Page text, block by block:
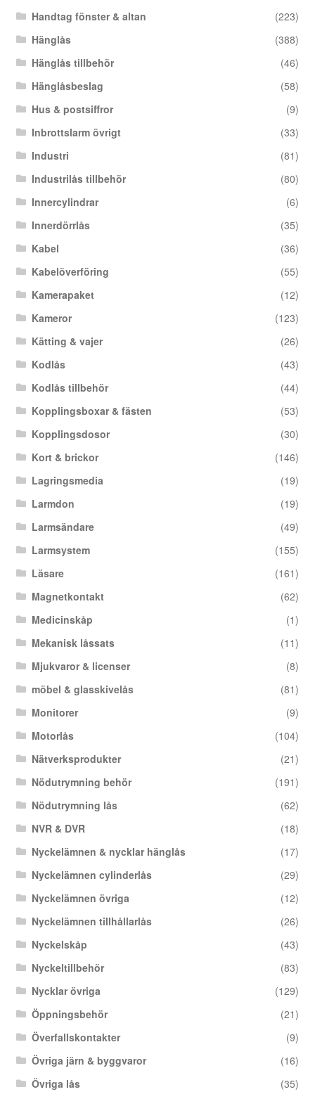
Handtag fönster & altan
(223)
Hänglås
(388)
Hänglås tillbehör
(46)
Hänglåsbeslag
(58)
Hus & postsiffror
(9)
Inbrottslarm övrigt
(33)
Industri
(81)
Industrilås tillbehör
(80)
Innercylindrar
(6)
Innerdörrlås
(35)
Kabel
(36)
Kabelöverföring
(55)
Kamerapaket
(12)
Kameror
(123)
Kätting & vajer
(26)
Kodlås
(43)
Kodlås tillbehör
(44)
Kopplingsboxar & fästen
(53)
Kopplingsdosor
(30)
Kort & brickor
(146)
Lagringsmedia
(19)
Larmdon
(19)
Larmsändare
(49)
Larmsystem
(155)
Läsare
(161)
Magnetkontakt
(62)
Medicinskåp
(1)
Mekanisk låssats
(11)
Mjukvaror & licenser
(8)
möbel & glasskivelås
(81)
Monitorer
(9)
Motorlås
(104)
Nätverksprodukter
(21)
Nödutrymning behör
(191)
Nödutrymning lås
(62)
NVR & DVR
(18)
Nyckelämnen & nycklar hänglås
(17)
Nyckelämnen cylinderlås
(29)
Nyckelämnen övriga
(12)
Nyckelämnen tillhållarlås
(26)
Nyckelskåp
(43)
Nyckeltillbehör
(83)
Nycklar övriga
(129)
Öppningsbehör
(21)
Överfallskontakter
(9)
Övriga järn & byggvaror
(16)
Övriga lås
(35)